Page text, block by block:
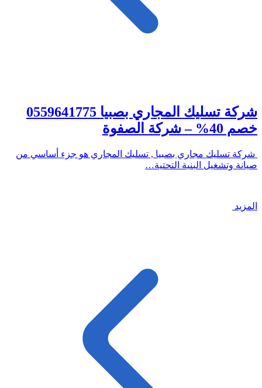
شركة تسليك المجاري بصبيا 0559641775
خصم 40% – شركة الصفوة
شركة تسليك مجاري بصبيا , تسليك المجاري هو جزء أساسي من
صيانة وتشغيل البنية التحتية…
المزيد